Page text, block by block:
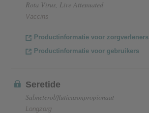
Rota Virus, Live Attenuated
Vaccins
Productinformatie voor zorgverleners
Productinformatie voor gebruikers
Seretide
Salmeterol/fluticasonpropionaat
Longzorg